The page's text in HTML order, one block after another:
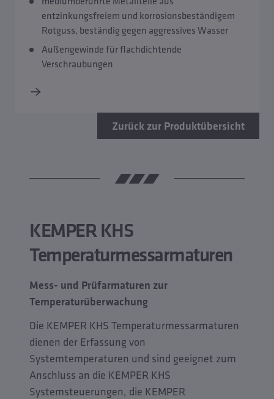
entzinkungsfreiem und korrosionsbeständigem
Rotguss, beständig gegen aggressives Wasser
Außengewinde für flachdichtende
Verschraubungen
Zurück zur Produktübersicht
KEMPER KHS
Temperaturmessarmaturen
Mess- und Prüfarmaturen zur
Temperaturüberwachung
Die KEMPER KHS Temperaturmessarmaturen
dienen der Erfassung von
Systemtemperaturen und sind geeignet zum
Anschluss an die KEMPER KHS
Systemsteuerungen, die KEMPER